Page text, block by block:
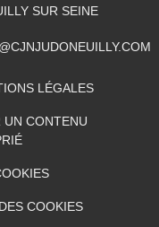
SUR SEINE
LÉGALES
UN CONTENU
COOKIES